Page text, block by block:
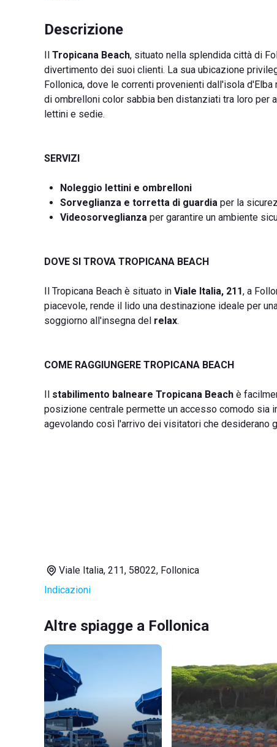
Descrizione
Il Tropicana Beach, situato nella splendida città di
divertimento dei suoi clienti. La sua ubicazione
Follonica, dove le correnti provenienti dall'isola
di ombrelloni color sabbia ben distanziati tra loro per
lettini e sedie.
SERVIZI
Noleggio lettini e ombrelloni
Sorveglianza e torretta di guardia per la
Videosorveglianza per garantire un ambiente
DOVE SI TROVA TROPICANA BEACH
Il Tropicana Beach è situato in Viale Italia, 211, a
piacevole, rende il lido una destinazione ideale per
soggiorno all'insegna del relax.
COME RAGGIUNGERE TROPICANA BEACH
Il stabilimento balneare Tropicana Beach è
posizione centrale permette un accesso comodo sia
agevolando così l'arrivo dei visitatori che
Viale Italia, 211, 58022, Follonica
Indicazioni
Altre spiagge a Follonica